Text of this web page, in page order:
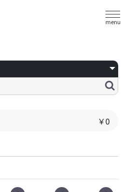
menu
￥0